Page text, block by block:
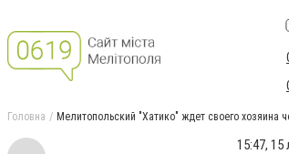
Головна Мелитопольский "Хатико" ждет своего хозяина
15:47, 15